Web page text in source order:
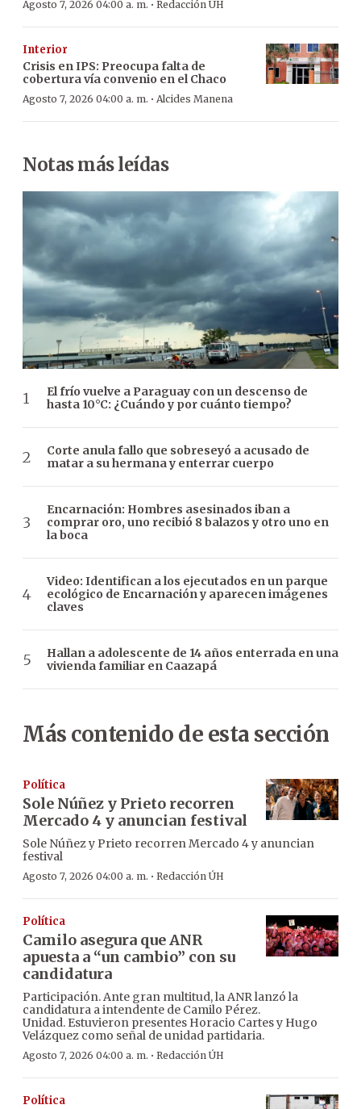
Agosto 7, 2026 04:00 a. m. · Redacción ÚH
Interior
Crisis en IPS: Preocupa falta de
cobertura vía convenio en el Chaco
Agosto 7, 2026 04:00 a. m. · Alcides Manena
Notas más leídas
El frío vuelve a Paraguay con un descenso de
hasta 10°C: ¿Cuándo y por cuánto tiempo?
Corte anula fallo que sobreseyó a acusado de
matar a su hermana y enterrar cuerpo
Encarnación: Hombres asesinados iban a
comprar oro, uno recibió 8 balazos y otro uno en
la boca
Video: Identifican a los ejecutados en un parque
ecológico de Encarnación y aparecen imágenes
claves
Hallan a adolescente de 14 años enterrada en una
vivienda familiar en Caazapá
Más contenido de esta sección
Política
Sole Núñez y Prieto recorren
Mercado 4 y anuncian festival
Sole Núñez y Prieto recorren Mercado 4 y anuncian
festival
Agosto 7, 2026 04:00 a. m. · Redacción ÚH
Política
Camilo asegura que ANR
apuesta a “un cambio” con su
candidatura
Participación. Ante gran multitud, la ANR lanzó la
candidatura a intendente de Camilo Pérez.
Unidad. Estuvieron presentes Horacio Cartes y Hugo
Velázquez como señal de unidad partidaria.
Agosto 7, 2026 04:00 a. m. · Redacción ÚH
Política